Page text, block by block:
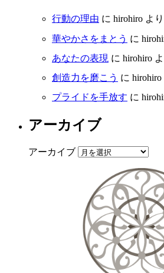
行動の理由 に hirohiro より
華やかさをまとう に
あなたの表現 に hirohiro
創造力を磨こう に hirohiro
プライドを手放す に
アーカイブ
アーカイブ